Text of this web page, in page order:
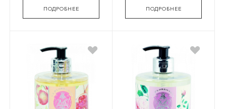
ПОДРОБНЕЕ ПОДРОБНЕЕ